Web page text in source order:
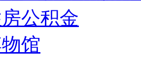
公积金
馆